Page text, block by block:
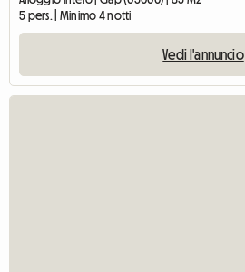
5 pers. | Minimo 4 notti
Vedi l'annuncio